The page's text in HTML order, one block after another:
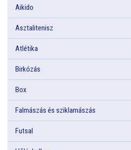
Aikido
Asztalitenisz
Atlétika
Birkózás
Box
Falmászás és sziklamászás
Futsal